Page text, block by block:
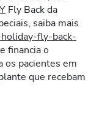
Fly Back da
saiba mais
fly-back-
financia o
os pacientes em
que recebam